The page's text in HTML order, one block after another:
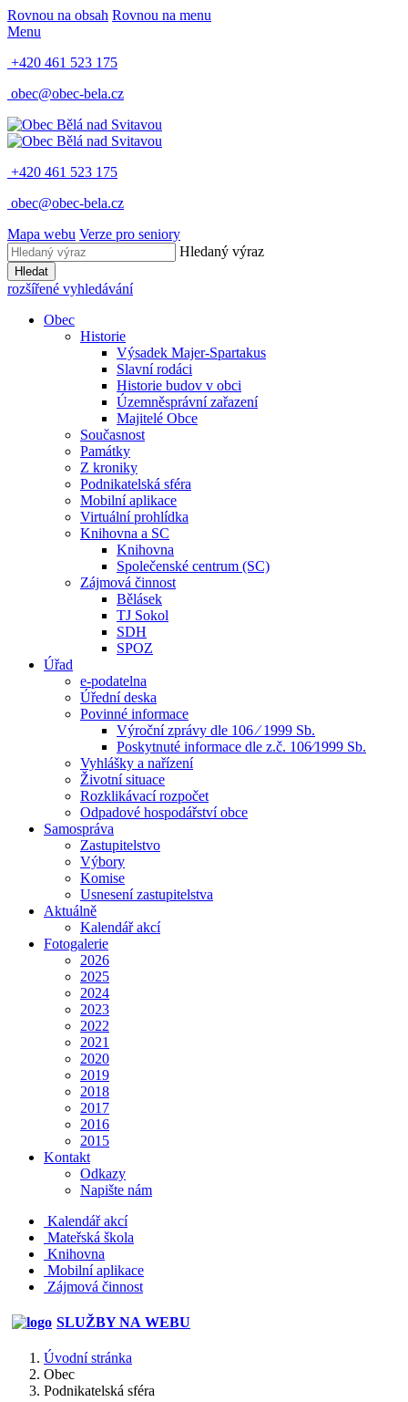
Rovnou na obsah Rovnou na menu
Menu
+420 461 523 175
obec@obec-bela.cz
+420 461 523 175
obec@obec-bela.cz
Mapa webu Verze pro seniory
Hledaný výraz
Hledat
rozšířené vyhledávání
Obec
Historie
Výsadek Majer-Spartakus
Slavní rodáci
Historie budov v obci
Územněsprávní zařazení
Majitelé Obce
Současnost
Památky
Z kroniky
Podnikatelská sféra
Mobilní aplikace
Virtuální prohlídka
Knihovna a SC
Knihovna
Společenské centrum (SC)
Zájmová činnost
Bělásek
TJ Sokol
SDH
SPOZ
Úřad
e-podatelna
Úřední deska
Povinné informace
Výroční zprávy dle 106 ⁄ 1999 Sb.
Poskytnuté informace dle z.č. 106⁄1999 Sb.
Vyhlášky a nařízení
Životní situace
Rozklikávací rozpočet
Odpadové hospodářství obce
Samospráva
Zastupitelstvo
Výbory
Komise
Usnesení zastupitelstva
Aktuálně
Kalendář akcí
Fotogalerie
2026
2025
2024
2023
2022
2021
2020
2019
2018
2017
2016
2015
Kontakt
Odkazy
Napište nám
Kalendář akcí
Mateřská škola
Knihovna
Mobilní aplikace
Zájmová činnost
SLUŽBY NA WEBU
Úvodní stránka
Obec
Podnikatelská sféra